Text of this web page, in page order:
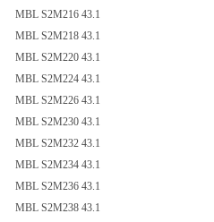
MBL S2M216 43.1
MBL S2M218 43.1
MBL S2M220 43.1
MBL S2M224 43.1
MBL S2M226 43.1
MBL S2M230 43.1
MBL S2M232 43.1
MBL S2M234 43.1
MBL S2M236 43.1
MBL S2M238 43.1